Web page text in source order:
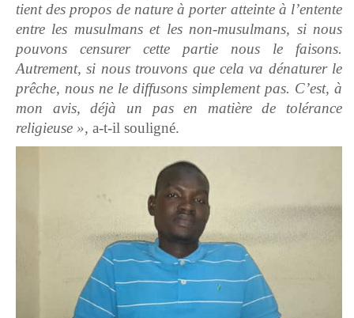
tient des propos de nature à porter atteinte à l’entente
entre les musulmans et les non-musulmans, si nous
pouvons censurer cette partie nous le faisons.
Autrement, si nous trouvons que cela va dénaturer le
prêche, nous ne le diffusons simplement pas. C’est, à
mon avis, déjà un pas en matière de tolérance
religieuse », a-t-il souligné.